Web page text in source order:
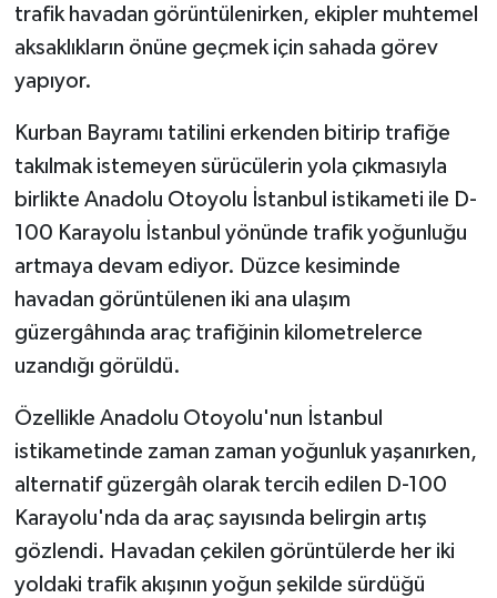
trafik havadan görüntülenirken, ekipler muhtemel
aksaklıkların önüne geçmek için sahada görev
yapıyor.
Kurban Bayramı tatilini erkenden bitirip trafiğe
takılmak istemeyen sürücülerin yola çıkmasıyla
birlikte Anadolu Otoyolu İstanbul istikameti ile D-
100 Karayolu İstanbul yönünde trafik yoğunluğu
artmaya devam ediyor. Düzce kesiminde
havadan görüntülenen iki ana ulaşım
güzergâhında araç trafiğinin kilometrelerce
uzandığı görüldü.
Özellikle Anadolu Otoyolu'nun İstanbul
istikametinde zaman zaman yoğunluk yaşanırken,
alternatif güzergâh olarak tercih edilen D-100
Karayolu'nda da araç sayısında belirgin artış
gözlendi. Havadan çekilen görüntülerde her iki
yoldaki trafik akışının yoğun şekilde sürdüğü
Güvenlik
İNSAN
İş Dünyası
Jandarma
Kadın
KÜLTÜR SANAT
MAGAZİN
Otomobil
POLİTİKA